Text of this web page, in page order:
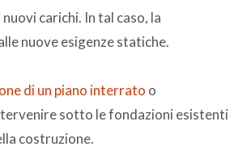
carichi. In tal caso, la
nuove esigenze statiche.
di un piano interrato o
sotto le fondazioni esistenti
costruzione.